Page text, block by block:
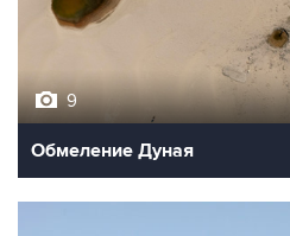
9
Обмеление Дуная